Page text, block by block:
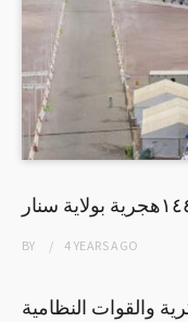
BY 4 YEARSAGO
والقوات النظامية